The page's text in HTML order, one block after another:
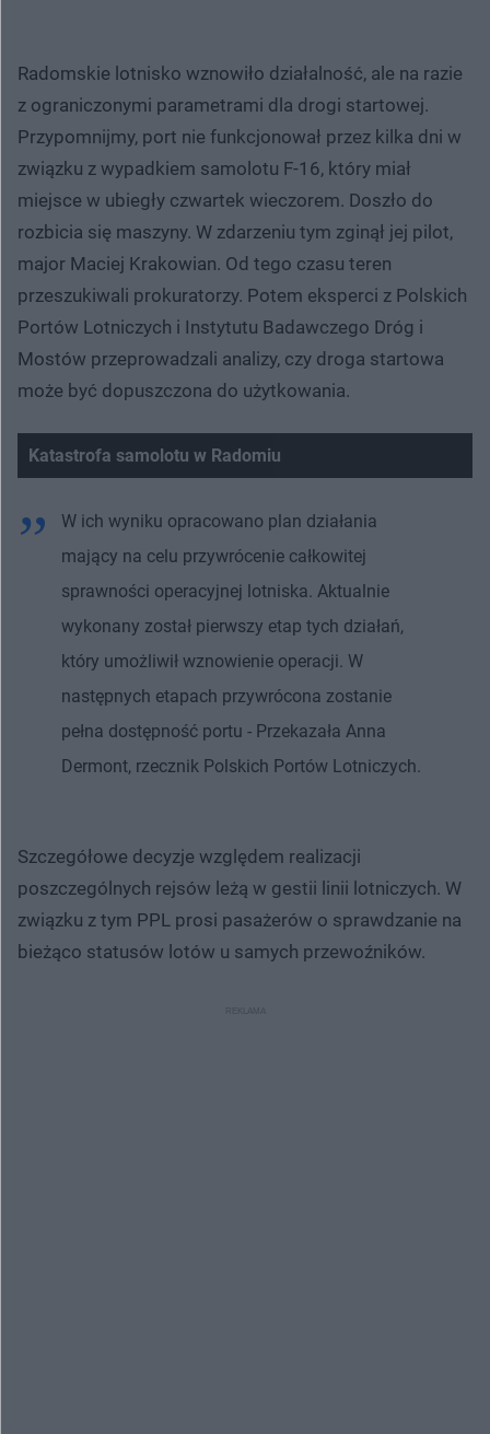
Radomskie lotnisko wznowiło działalność, ale na razie
z ograniczonymi parametrami dla drogi startowej.
Przypomnijmy, port nie funkcjonował przez kilka dni w
związku z wypadkiem samolotu F-16, który miał
miejsce w ubiegły czwartek wieczorem. Doszło do
rozbicia się maszyny. W zdarzeniu tym zginął jej pilot,
major Maciej Krakowian. Od tego czasu teren
przeszukiwali prokuratorzy. Potem eksperci z Polskich
Portów Lotniczych i Instytutu Badawczego Dróg i
Mostów przeprowadzali analizy, czy droga startowa
może być dopuszczona do użytkowania.
Katastrofa samolotu w Radomiu
W ich wyniku opracowano plan działania
mający na celu przywrócenie całkowitej
sprawności operacyjnej lotniska. Aktualnie
wykonany został pierwszy etap tych działań,
który umożliwił wznowienie operacji. W
następnych etapach przywrócona zostanie
pełna dostępność portu - Przekazała Anna
Dermont, rzecznik Polskich Portów Lotniczych.
Szczegółowe decyzje względem realizacji
poszczególnych rejsów leżą w gestii linii lotniczych. W
związku z tym PPL prosi pasażerów o sprawdzanie na
bieżąco statusów lotów u samych przewoźników.